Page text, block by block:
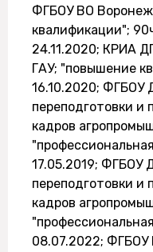
ФГБОУ ВО
квалификации";
24.11.2020; КРИА
ГАУ; "повышение
16.10.2020; ФГБОУ
переподготовки и
кадров
17.05.2019; ФГБОУ
переподготовки и
кадров
08.07.2022;